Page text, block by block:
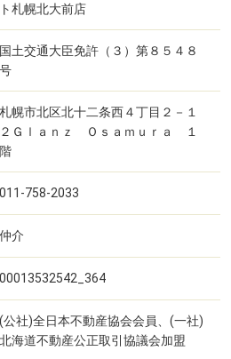
ト札幌北大前店
国土交通大臣免許（３）第８５４８
号
札幌市北区北十二条西４丁目２－１
２Ｇｌａｎｚ Ｏｓａｍｕｒａ １
階
011-758-2033
仲介
00013532542_364
(公社)全日本不動産協会会員、(一社)
北海道不動産公正取引協議会加盟